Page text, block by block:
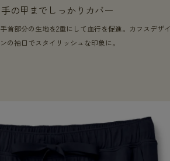
手の甲までしっかりカバー
手首部分の生地を2重にして血行を促進。カフスデザイ
ンの袖口でスタイリッシュな印象に。